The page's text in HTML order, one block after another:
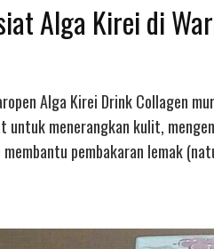
Alga Kirei di
Alga Kirei Drink Collagen
untuk menerangkan kulit,
pembakaran lemak